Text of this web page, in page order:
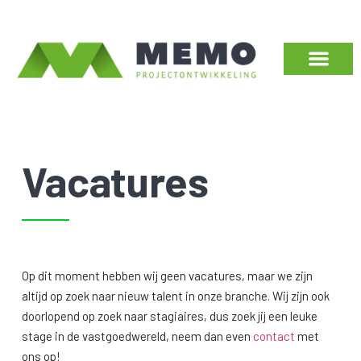
Vacatures
Op dit moment hebben wij geen vacatures, maar we zijn
altijd op zoek naar nieuw talent in onze branche. Wij zijn ook
doorlopend op zoek naar stagiaires, dus zoek jij een leuke
stage in de vastgoedwereld, neem dan even contact met
ons op!